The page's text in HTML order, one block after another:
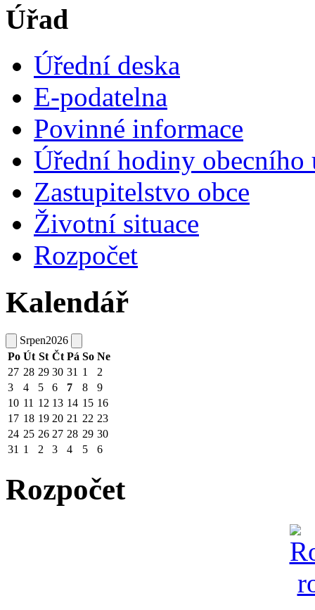
Úřad
Úřední deska
E-podatelna
Povinné informace
Úřední hodiny obecního
Zastupitelstvo obce
Životní situace
Rozpočet
Kalendář
Srpen2026
Po Út St Čt Pá So Ne
27 28 29 30 31 1
2
3
4 5 6 7 8
9
10 11 12 13 14 15 16
17 18 19 20 21 22 23
24 25 26 27 28 29 30
31 1 2 3 4 5 6
Rozpočet